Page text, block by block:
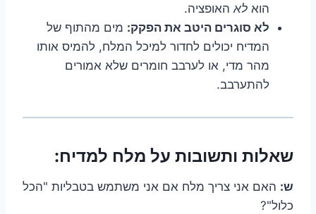
הוא לא האופציה.
לא סוגרים היטב את הפקק: מים מהתוף של
המדיח יכולים לחדור למיכל המלח, להמיס אותו
מהר מדי, או לערבב חומרים שלא אמורים
להתערבב.
שאלות ותשובות על מלח למדיח:
ש: האם אני צריך מלח אם אני משתמש בטבליות "הכל
כלול"?